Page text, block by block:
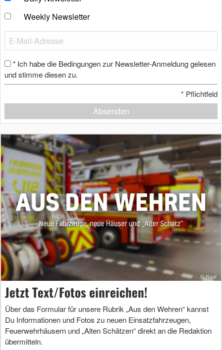
Weekly Newsletter
* Ich habe die Bedingungen zur Newsletter-Anmeldung gelesen
und stimme diesen zu.
* Pflichtfeld
Absenden
Jetzt Text/Fotos einreichen!
Über das Formular für unsere Rubrik „Aus den Wehren“ kannst
Du Informationen und Fotos zu neuen Einsatzfahrzeugen,
Feuerwehrhäusern und „Alten Schätzen“ direkt an die Redaktion
übermitteln.